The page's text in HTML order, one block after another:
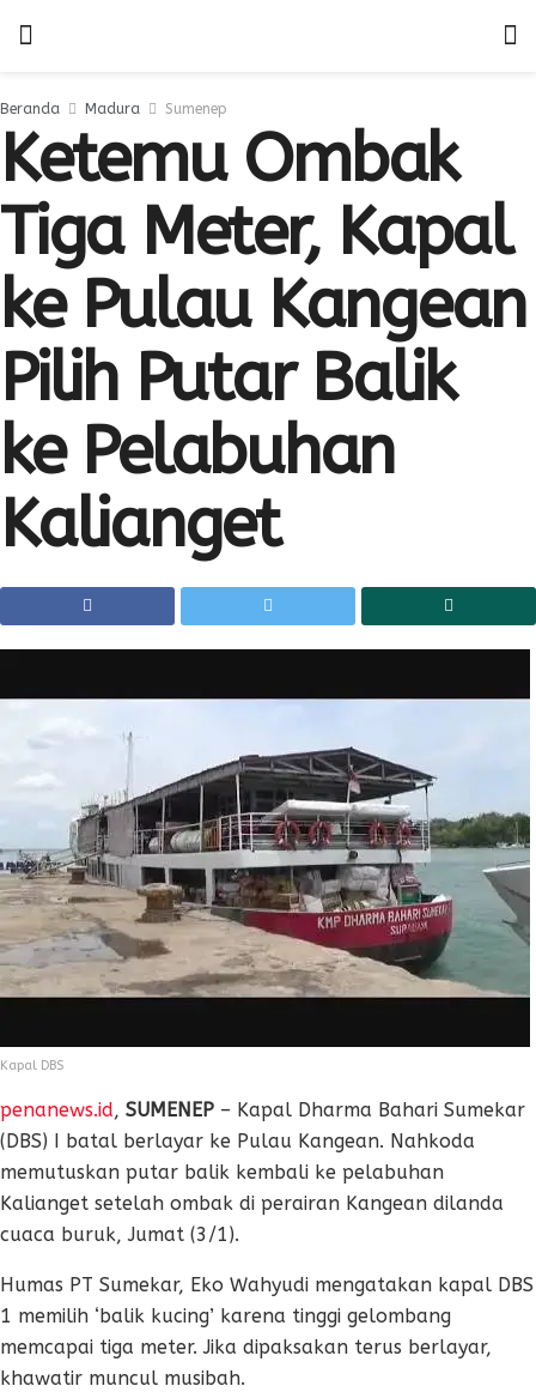
Beranda Madura Sumenep
Ketemu Ombak
Tiga Meter, Kapal
ke Pulau Kangean
Pilih Putar Balik
ke Pelabuhan
Kalianget
Kapal DBS
penanews.id, SUMENEP – Kapal Dharma Bahari Sumekar
(DBS) I batal berlayar ke Pulau Kangean. Nahkoda
memutuskan putar balik kembali ke pelabuhan
Kalianget setelah ombak di perairan Kangean dilanda
cuaca buruk, Jumat (3/1).
Humas PT Sumekar, Eko Wahyudi mengatakan kapal DBS
1 memilih ‘balik kucing’ karena tinggi gelombang
memcapai tiga meter. Jika dipaksakan terus berlayar,
khawatir muncul musibah.